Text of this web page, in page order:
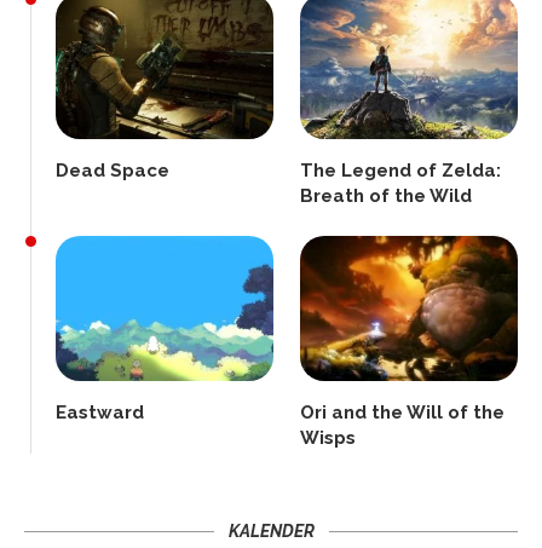
Dead Space
The Legend of Zelda:
Breath of the Wild
Eastward
Ori and the Will of the
Wisps
KALENDER